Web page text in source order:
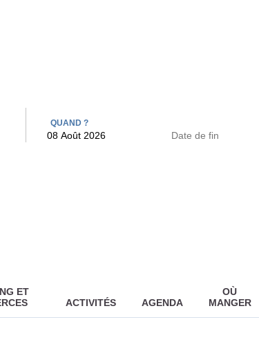
QUAND ?
ET
ACTIVITÉS AGENDA
OÙ
MANGER